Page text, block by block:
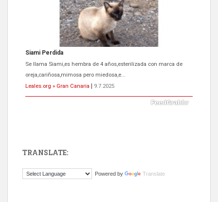
Siami Perdida
Se llama Siami,es hembra de 4 años,esterilizada con marca de
oreja,cariñosa,mimosa pero miedosa,e...
Leales.org » Gran Canaria
9.7.2025
El ayuntamiento se va a llevar a Los Gatos callejeros de la zona los
TRANSLATE:
Powered by Translate